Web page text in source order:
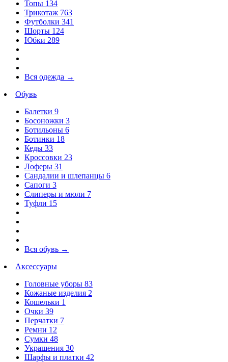
Топы 134
Трикотаж 763
Футболки 341
Шорты 124
Юбки 289
Вся одежда →
Обувь
Балетки 9
Босоножки 3
Ботильоны 6
Ботинки 18
Кеды 33
Кроссовки 23
Лоферы 31
Сандалии и шлепанцы 6
Сапоги 3
Слиперы и мюли 7
Туфли 15
Вся обувь →
Аксессуары
Головные уборы 83
Кожаные изделия 2
Кошельки 1
Очки 39
Перчатки 7
Ремни 12
Сумки 48
Украшения 30
Шарфы и платки 42